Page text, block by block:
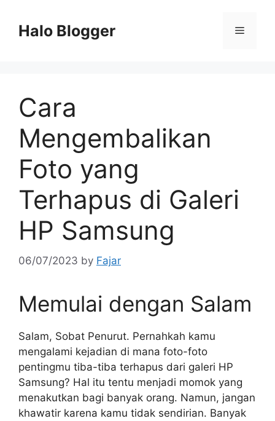
contentHalo Blogger Menu
Cara
Mengembalikan
Foto yang
Terhapus di Galeri
HP Samsung
06/07/2023 by Fajar
Memulai dengan Salam
Salam, Sobat Penurut. Pernahkah kamu
mengalami kejadian di mana foto-foto
pentingmu tiba-tiba terhapus dari galeri HP
Samsung? Hal itu tentu menjadi momok yang
menakutkan bagi banyak orang. Namun, jangan
khawatir karena kamu tidak sendirian. Banyak